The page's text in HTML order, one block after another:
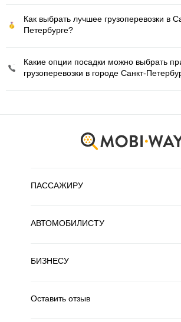
Как выбрать лучшее грузоперевозки в
Петербурге?
Какие опции посадки можно выбрать
грузоперевозки в городе Санкт-
ПАССАЖИРУ
АВТОМОБИЛИСТУ
БИЗНЕСУ
Оставить отзыв